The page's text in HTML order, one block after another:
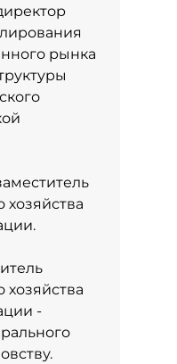
рынка
хозяйства
хозяйства
-